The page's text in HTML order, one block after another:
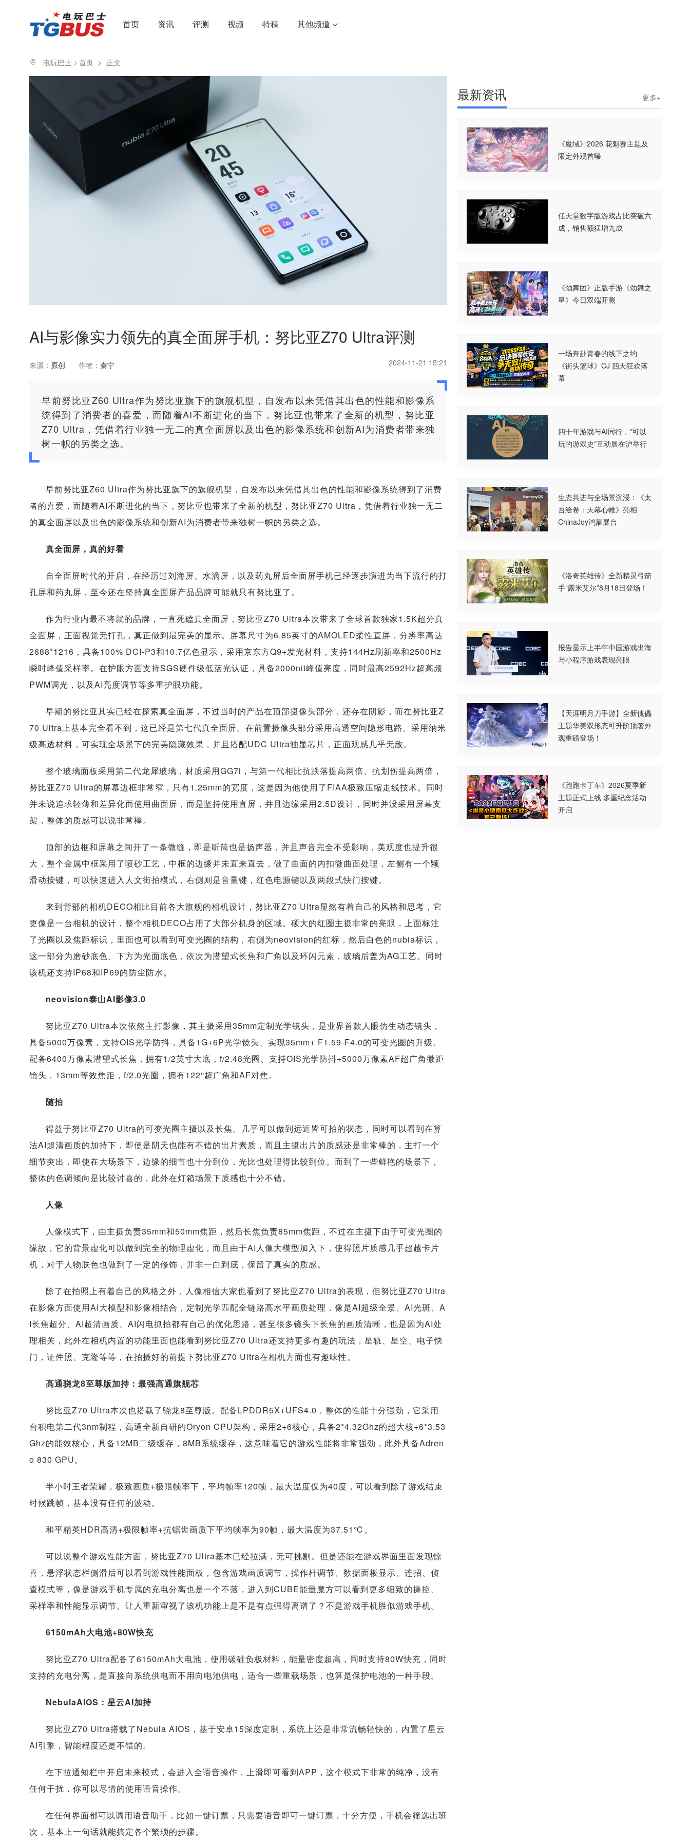
首页 资讯 评测 视频 特稿 其他频道
电玩巴士 > 首页 > 正文
AI与影像实力领先的真全面屏手机：努比亚Z70 Ultra评测
来源： 原创 作者： 秦宁 2024-11-21 15:21
早前努比亚Z60 Ultra作为努比亚旗下的旗舰机型，自发布以来凭借其出色的性能和影像系
统得到了消费者的喜爱，而随着AI不断进化的当下，努比亚也带来了全新的机型，努比亚
Z70 Ultra，凭借着行业独一无二的真全面屏以及出色的影像系统和创新AI为消费者带来独
树一帜的另类之选。
早前努比亚Z60 Ultra作为努比亚旗下的旗舰机型，自发布以来凭借其出色的性能和影像系统得到了消费
者的喜爱，而随着AI不断进化的当下，努比亚也带来了全新的机型，努比亚Z70 Ultra，凭借着行业独一无二
的真全面屏以及出色的影像系统和创新AI为消费者带来独树一帜的另类之选。
真全面屏，真的好看
自全面屏时代的开启，在经历过刘海屏、水滴屏，以及药丸屏后全面屏手机已经逐步演进为当下流行的打
孔屏和药丸屏，至今还在坚持真全面屏产品品牌可能就只有努比亚了。
作为行业内最不将就的品牌，一直死磕真全面屏，努比亚Z70 Ultra本次带来了全球首款独家1.5K超分真
全面屏，正面视觉无打孔，真正做到最完美的显示。屏幕尺寸为6.85英寸的AMOLED柔性直屏，分辨率高达
2688*1216，具备100% DCI-P3和10.7亿色显示，采用京东方Q9+发光材料，支持144Hz刷新率和2500Hz
瞬时峰值采样率。在护眼方面支持SGS硬件级低蓝光认证，具备2000nit峰值亮度，同时最高2592Hz超高频
PWM调光，以及AI亮度调节等多重护眼功能。
早期的努比亚其实已经在探索真全面屏，不过当时的产品在顶部摄像头部分，还存在阴影，而在努比亚Z
70 Ultra上基本完全看不到，这已经是第七代真全面屏。在前置摄像头部分采用高透空间隐形电路、采用纳米
级高透材料，可实现全场景下的完美隐藏效果，并且搭配UDC Ultra独显芯片，正面观感几乎无敌。
整个玻璃面板采用第二代龙犀玻璃，材质采用GG7i，与第一代相比抗跌落提高两倍、抗划伤提高两倍，
努比亚Z70 Ultra的屏幕边框非常窄，只有1.25mm的宽度，这是因为他使用了FIAA极致压缩走线技术。同时
并未说追求轻薄和差异化而使用曲面屏，而是坚持使用直屏，并且边缘采用2.5D设计，同时并没采用屏幕支
架，整体的质感可以说非常棒。
顶部的边框和屏幕之间开了一条微缝，即是听筒也是扬声器，并且声音完全不受影响，美观度也提升很
大，整个金属中框采用了喷砂工艺，中框的边缘并未直来直去，做了曲面的内扣微曲面处理，左侧有一个颗
滑动按键，可以快速进入人文街拍模式，右侧则是音量键，红色电源键以及两段式快门按键。
来到背部的相机DECO相比目前各大旗舰的相机设计，努比亚Z70 Ultra显然有着自己的风格和思考，它
更像是一台相机的设计，整个相机DECO占用了大部分机身的区域。硕大的红圈主摄非常的亮眼，上面标注
了光圈以及焦距标识，里面也可以看到可变光圈的结构，右侧为neovision的红标，然后白色的nubia标识，
这一部分为磨砂底色、下方为光面底色，依次为潜望式长焦和广角以及环闪元素，玻璃后盖为AG工艺。同时
该机还支持IP68和IP69的防尘防水。
neovision泰山AI影像3.0
努比亚Z70 Ultra本次依然主打影像，其主摄采用35mm定制光学镜头，是业界首款人眼仿生动态镜头，
具备5000万像素，支持OIS光学防抖，具备1G+6P光学镜头、实现35mm+ F1.59-F4.0的可变光圈的升级。
配备6400万像素潜望式长焦，拥有1/2英寸大底，f/2.48光圈、支持OIS光学防抖+5000万像素AF超广角微距
镜头，13mm等效焦距，f/2.0光圈，拥有122°超广角和AF对焦。
随拍
得益于努比亚Z70 Ultra的可变光圈主摄以及长焦。几乎可以做到远近皆可拍的状态，同时可以看到在算
法AI超清画质的加持下，即使是阴天也能有不错的出片素质，而且主摄出片的质感还是非常棒的，主打一个
细节突出，即使在大场景下，边缘的细节也十分到位，光比也处理得比较到位。而到了一些鲜艳的场景下，
整体的色调倾向是比较讨喜的，此外在灯箱场景下质感也十分不错。
人像
人像模式下，由主摄负责35mm和50mm焦距，然后长焦负责85mm焦距，不过在主摄下由于可变光圈的
缘故，它的背景虚化可以做到完全的物理虚化，而且由于AI人像大模型加入下，使得照片质感几乎超越卡片
机，对于人物肤色也做到了一定的修饰，并非一白到底，保留了真实的质感。
除了在拍照上有着自己的风格之外，人像相信大家也看到了努比亚Z70 Ultra的表现，但努比亚Z70 Ultra
在影像方面使用AI大模型和影像相结合，定制光学匹配全链路高水平画质处理，像是AI超级全景、AI光斑、A
I长焦超分、AI超清画质、AI闪电抓拍都有自己的优化思路，甚至很多镜头下长焦的画质清晰，也是因为AI处
理相关，此外在相机内置的功能里面也能看到努比亚Z70 Ultra还支持更多有趣的玩法，星轨、星空、电子快
门，证件照、克隆等等，在拍摄好的前提下努比亚Z70 Ultra在相机方面也有趣味性。
高通骁龙8至尊版加持：最强高通旗舰芯
努比亚Z70 Ultra本次也搭载了骁龙8至尊版。配备LPDDR5X+UFS4.0，整体的性能十分强劲，它采用
台积电第二代3nm制程，高通全新自研的Oryon CPU架构，采用2+6核心，具备2*4.32Ghz的超大核+6*3.53
Ghz的能效核心，具备12MB二级缓存，8MB系统缓存，这意味着它的游戏性能将非常强劲，此外具备Adren
o 830 GPU。
半小时王者荣耀，极致画质+极限帧率下，平均帧率120帧，最大温度仅为40度，可以看到除了游戏结束
时候跳帧，基本没有任何的波动。
和平精英HDR高清+极限帧率+抗锯齿画质下平均帧率为90帧，最大温度为37.51℃。
可以说整个游戏性能方面，努比亚Z70 Ultra基本已经拉满，无可挑剔。但是还能在游戏界面里面发现惊
喜，悬浮状态栏侧滑后可以看到游戏性能面板，包含游戏画质调节，操作杆调节、数据面板显示、连招、侦
查模式等，像是游戏手机专属的充电分离也是一个不落，进入到CUBE能量魔方可以看到更多细致的操控、
采样率和性能显示调节。让人重新审视了该机功能上是不是有点强得离谱了？不是游戏手机胜似游戏手机。
6150mAh大电池+80W快充
努比亚Z70 Ultra配备了6150mAh大电池，使用碳硅负极材料，能量密度超高，同时支持80W快充，同时
支持的充电分离，是直接向系统供电而不用向电池供电，适合一些重载场景，也算是保护电池的一种手段。
NebulaAIOS：星云AI加持
努比亚Z70 Ultra搭载了Nebula AIOS，基于安卓15深度定制，系统上还是非常流畅轻快的，内置了星云
AI引擎，智能程度还是不错的。
在下拉通知栏中开启未来模式，会进入全语音操作，上滑即可看到APP，这个模式下非常的纯净，没有
任何干扰，你可以尽情的使用语音操作。
在任何界面都可以调用语音助手，比如一键订票，只需要语音即可一键订票，十分方便，手机会筛选出班
次，基本上一句话就能搞定各个繁琐的步骤。
最新资讯 更多+
《魔域》2026 花魁赛主题及
限定外观首曝
任天堂数字版游戏占比突破六
成，销售额猛增九成
《劲舞团》正版手游《劲舞之
星》今日双端开测
一场奔赴青春的线下之约
《街头篮球》CJ 四天狂欢落
幕
四十年游戏与AI同行，"可以
玩的游戏史"互动展在沪举行
生态共进与全场景沉浸：《太
吾绘卷：天幕心帷》亮相
ChinaJoy鸿蒙展台
《洛奇英雄传》全新精灵弓箭
手“露米艾尔”8月18日登场！
报告显示上半年中国游戏出海
与小程序游戏表现亮眼
【天涯明月刀手游】全新傀儡
主题华美双形态可升阶顶奢外
观重磅登场！
《跑跑卡丁车》2026夏季新
主题正式上线 多重纪念活动
开启